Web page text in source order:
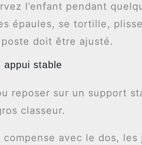
l’enfant pendant
épaules, se tortille,
doit être ajusté.
appui stable
reposer sur un support
classeur.
avec le dos, les